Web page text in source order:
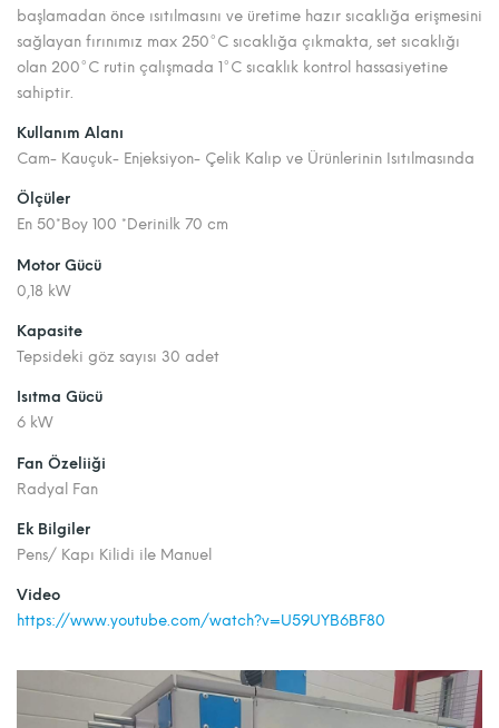
başlamadan önce ısıtılmasını ve üretime hazır sıcaklığa erişmesini
sağlayan fırınımız max 250°C sıcaklığa çıkmakta, set sıcaklığı
olan 200°C rutin çalışmada 1°C sıcaklık kontrol hassasiyetine
sahiptir.
Kullanım Alanı
Cam- Kauçuk- Enjeksiyon- Çelik Kalıp ve Ürünlerinin Isıtılmasında
Ölçüler
En 50*Boy 100 *Derinilk 70 cm
Motor Gücü
0,18 kW
Kapasite
Tepsideki göz sayısı 30 adet
Isıtma Gücü
6 kW
Fan Özeliiği
Radyal Fan
Ek Bilgiler
Pens/ Kapı Kilidi ile Manuel
Video
https://www.youtube.com/watch?v=U59UYB6BF80